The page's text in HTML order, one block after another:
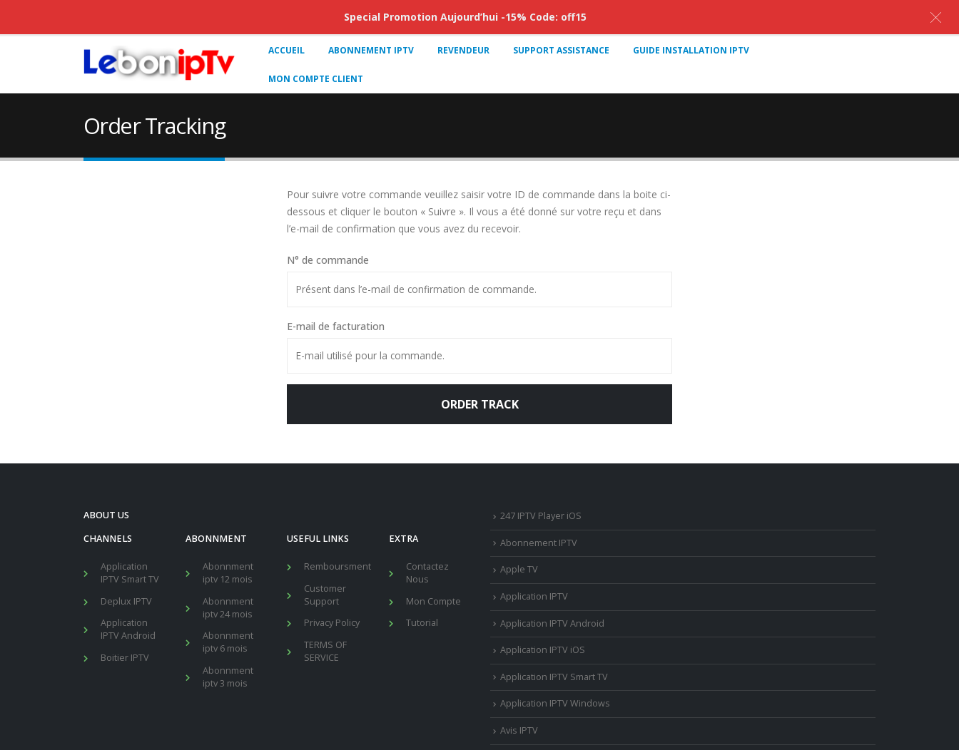
ACCUEIL ABONNEMENT IPTV REVENDEUR SUPPORT ASSISTANCE GUIDE INSTALLATION IPTV
MON COMPTE CLIENT
Order Tracking
Pour suivre votre commande veuillez saisir votre ID de commande dans la boite ci-
dessous et cliquer le bouton « Suivre ». Il vous a été donné sur votre reçu et dans
l’e-mail de confirmation que vous avez du recevoir.
N° de commande
E-mail de facturation
ORDER TRACK
ABOUT US
CHANNELS
Application
IPTV Smart TV
Deplux IPTV
Application
IPTV Android
Boitier IPTV
ABONNMENT
Abonnment
iptv 12 mois
Abonnment
iptv 24 mois
Abonnment
iptv 6 mois
Abonnment
iptv 3 mois
USEFUL LINKS
Remboursment
Customer
Support
Privacy Policy
TERMS OF
SERVICE
EXTRA
Contactez
Nous
Mon Compte
Tutorial
247 IPTV Player iOS
Abonnement IPTV
Apple TV
Application IPTV
Application IPTV Android
Application IPTV iOS
Application IPTV Smart TV
Application IPTV Windows
Avis IPTV
Special Promotion Aujourd’hui -15% Code: off15